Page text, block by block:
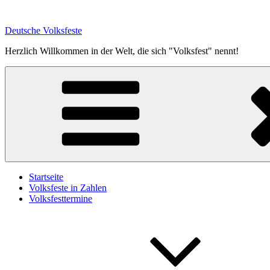
springen
Deutsche Volksfeste
Herzlich Willkommen in der Welt, die sich "Volksfest" nennt!
Startseite
Volksfeste in Zahlen
Volksfesttermine